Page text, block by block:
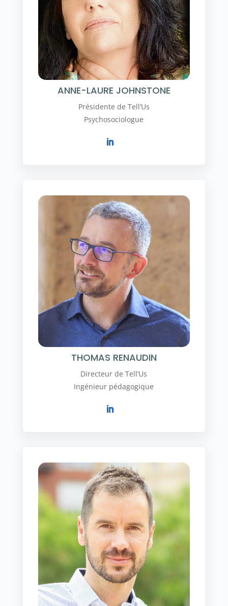
ANNE-LAURE JOHNSTONE
Présidente de Tell’Us
Psychosociologue
THOMAS RENAUDIN
Directeur de Tell’Us
Ingénieur pédagogique